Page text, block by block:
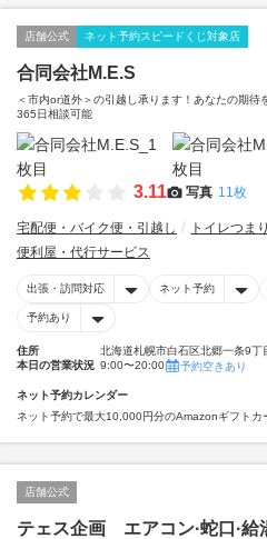
店舗公式 ネット予約スピードくじ対象店
合同会社M.E.S
＜市内or道外＞の引越し承ります！あなたの期
365日相談可能
3.11 写真 11枚
宅配便・バイク便・引越し
トイレつま
便利屋・代行サービス
出張・訪問対応 ネット予約
予約あり
住所
北海道札幌市白石区北郷一条9丁
本日の営業状況 9:00〜20:00 予約空きあり
ネット予約カレンダー
ネット予約で最大10,000円分のAmazonギフトカ
店舗公式
テェス企画 エアコン·蛇口·給